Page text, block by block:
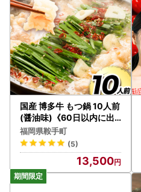
国産 博多牛 もつ鍋 10人前
(醤油味)《60日以内に出
荷予定(土日祝除く)》
福岡県鞍手町
(5)
13,500